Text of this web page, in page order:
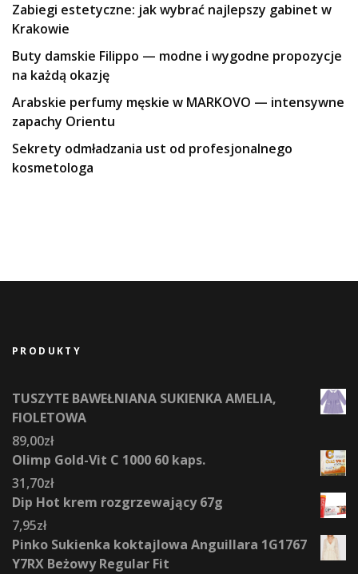
Zabiegi estetyczne: jak wybrać najlepszy gabinet w
Krakowie
Buty damskie Filippo — modne i wygodne propozycje
na każdą okazję
Arabskie perfumy męskie w MARKOVO — intensywne
zapachy Orientu
Sekrety odmładzania ust od profesjonalnego
kosmetologa
PRODUKTY
TUSZYTE BAWEŁNIANA SUKIENKA AMELIA,
FIOLETOWA
89,00zł
Olimp Gold-Vit C 1000 60 kaps.
31,70zł
Dip Hot krem rozgrzewający 67g
7,95zł
Pinko Sukienka koktajlowa Anguillara 1G1767
Y7RX Beżowy Regular Fit